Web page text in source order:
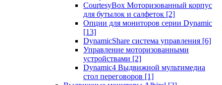
CourtesyBox Моторизованный корпус
для бутылок и салфеток [2]
Опции для мониторов серии Dynamic
[13]
DynamicShare система управления [6]
Управление моторизованными
устройствами [2]
Dynamic4 Выдвижной мультимедиа
стол переговоров [1]